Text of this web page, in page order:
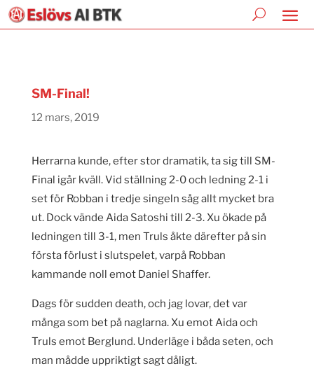
SM-Final!
12 mars, 2019
Herrarna kunde, efter stor dramatik, ta sig till SM-
Final igår kväll. Vid ställning 2-0 och ledning 2-1 i
set för Robban i tredje singeln såg allt mycket bra
ut. Dock vände Aida Satoshi till 2-3. Xu ökade på
ledningen till 3-1, men Truls åkte därefter på sin
första förlust i slutspelet, varpå Robban
kammande noll emot Daniel Shaffer.
Dags för sudden death, och jag lovar, det var
många som bet på naglarna. Xu emot Aida och
Truls emot Berglund. Underläge i båda seten, och
man mådde uppriktigt sagt dåligt.